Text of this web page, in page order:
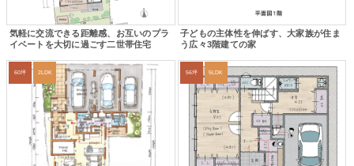
気軽に交流できる距離感、お互いのプラ
イベートを大切に過ごす二世帯住宅
子どもの主体性を伸ばす、大家族が住ま
う広々3階建ての家
60坪 2LDK 56坪 5LDK